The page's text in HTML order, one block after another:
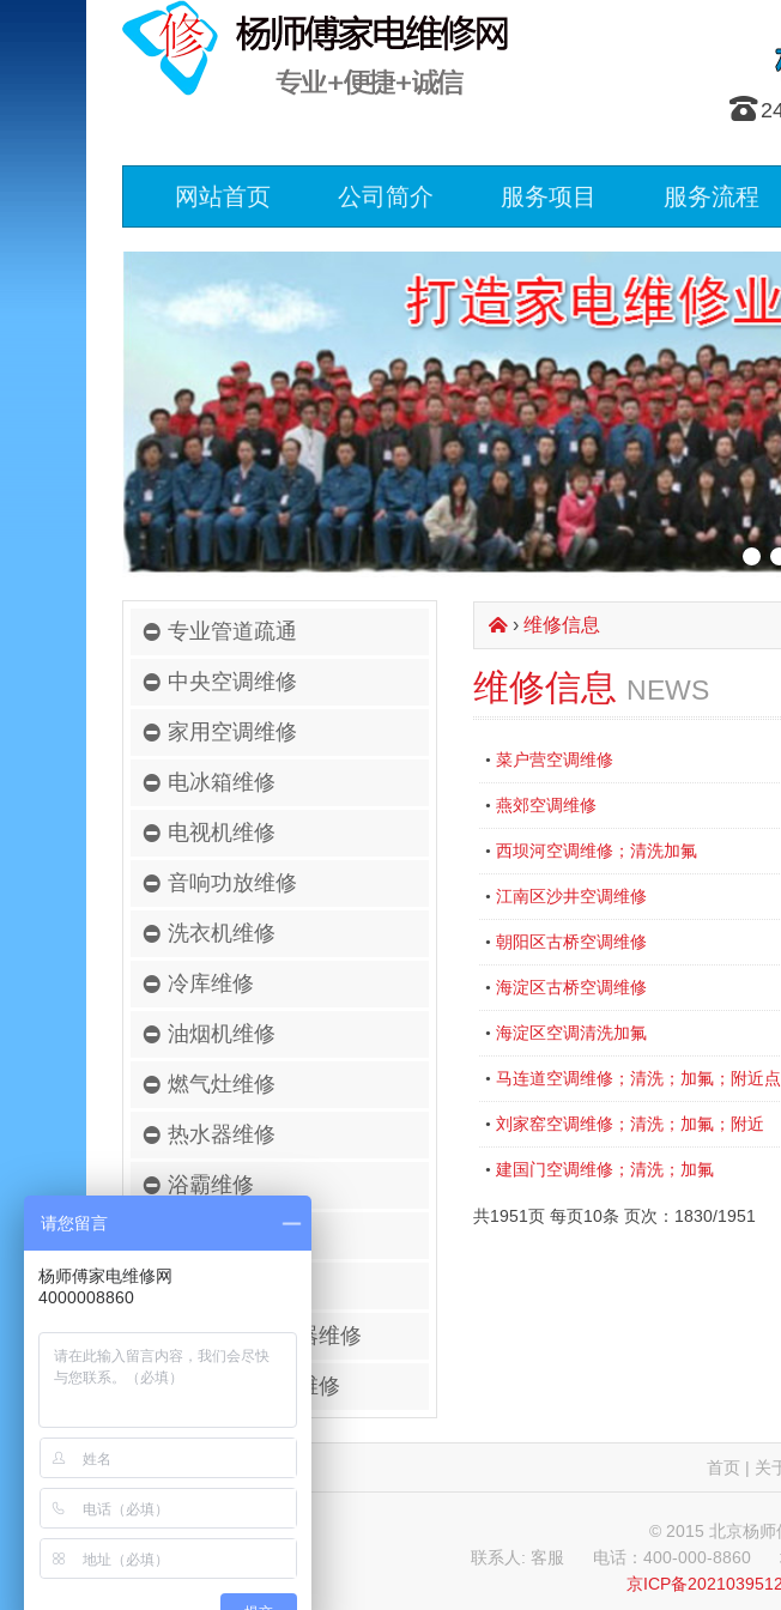
󰇯
网站首页 公司简介 服务项目 服务流程
专业管道疏通
中央空调维修
家用空调维修
电冰箱维修
电视机维修
音响功放维修
洗衣机维修
冷库维修
油烟机维修
燃气灶维修
热水器维修
浴霸维修
壁挂炉维修
进口空气净化器维修
太阳能热水器维修
󰄫› 维修信息
维修信息 NEWS
• 菜户营空调维修
• 燕郊空调维修
• 西坝河空调维修；清洗加氟
• 江南区沙井空调维修
• 朝阳区古桥空调维修
• 海淀区古桥空调维修
• 海淀区空调清洗加氟
• 马连道空调维修；清洗；加氟；附近点
• 刘家窑空调维修；清洗；加氟；附近
• 建国门空调维修；清洗；加氟
共1951页 每页10条 页次：1830/1951
首页 | 关
© 2015 北京杨师
联系人: 客服
电话：400-000-8860
京ICP备
请您留言
杨师傅家电维修网
4000008860